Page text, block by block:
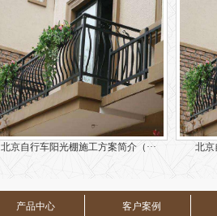
北京自行车阳光棚施工方案简介（··· 北京
产品中心 客户案例